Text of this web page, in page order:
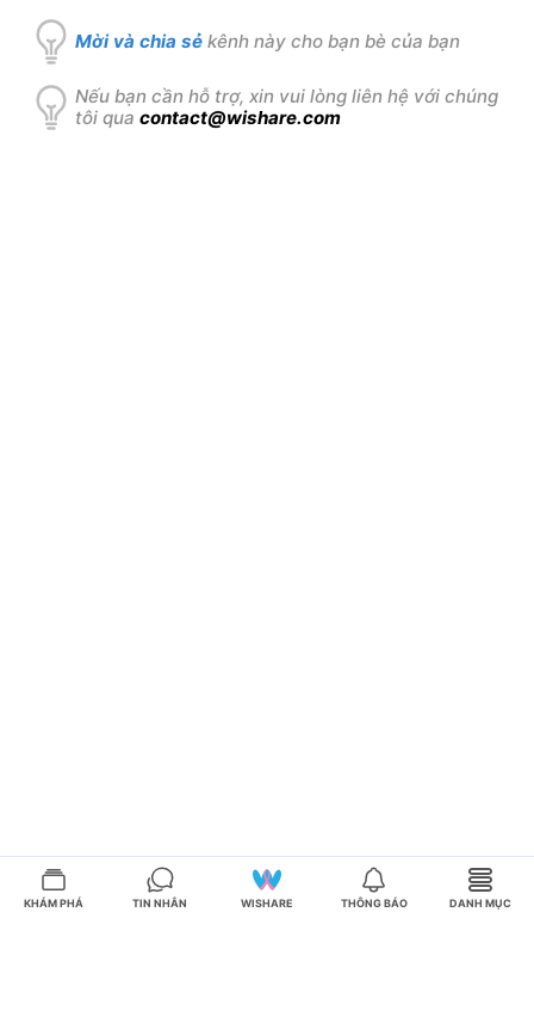
Mời và chia sẻ kênh này cho bạn bè của bạn
Nếu bạn cần hỗ trợ, xin vui lòng liên hệ với chúng
tôi qua contact@wishare.com
KHÁM PHÁ TIN NHẮN WISHARE THÔNG BÁO DANH MỤC